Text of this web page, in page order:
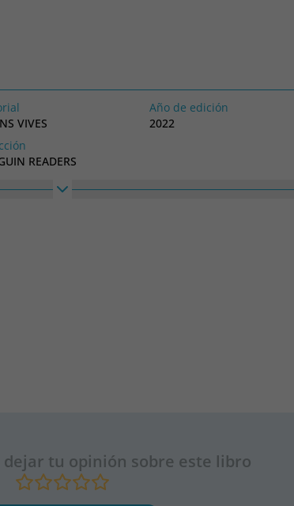
VIVES
Año de edición
2022
READERS
dejar tu opinión sobre este libro